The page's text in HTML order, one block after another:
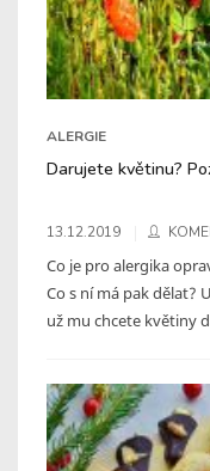
ALERGIE
Darujete květinu?
13.12.2019
Co je pro alergika
Co s ní má pak dělat?
už mu chcete květiny